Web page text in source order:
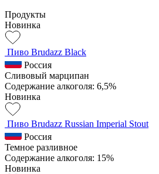
Продукты
Новинка
Пиво Brudazz Black
Россия
Сливовый марципан
Содержание алкоголя: 6,5%
Новинка
Пиво Brudazz Russian Imperial Stout
Россия
Темное разливное
Содержание алкоголя: 15%
Новинка